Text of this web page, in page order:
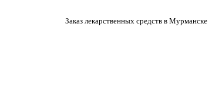
Заказ лекарственных средств в Мурманске